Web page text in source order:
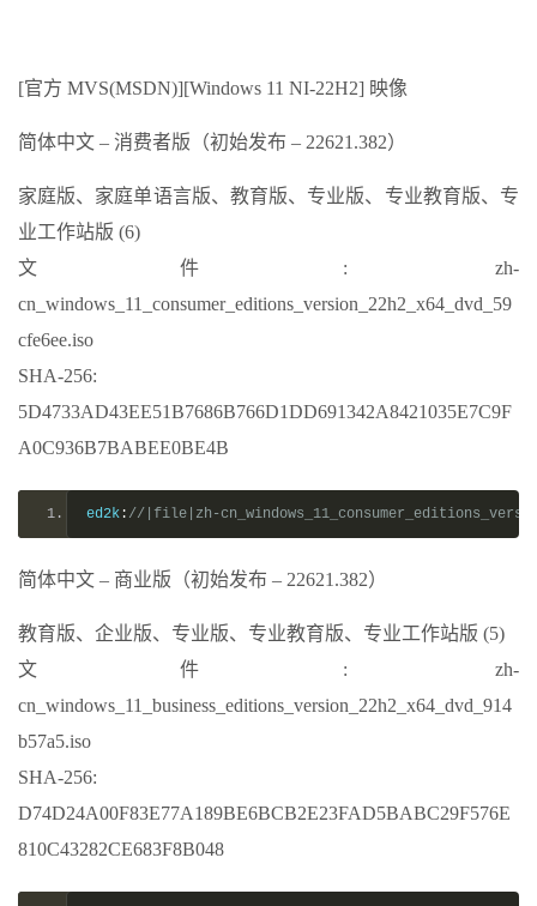
[官方 MVS(MSDN)][Windows 11 NI-22H2] 映像
简体中文 – 消费者版（初始发布 – 22621.382）
家庭版、家庭单语言版、教育版、专业版、专业教育版、专
业工作站版 (6)
文件: zh-
cn_windows_11_consumer_editions_version_22h2_x64_dvd_59
cfe6ee.iso
SHA-256:
5D4733AD43EE51B7686B766D1DD691342A8421035E7C9F
A0C936B7BABEE0BE4B
ed2k : //|file|zh-
简体中文 – 商业版（初始发布 – 22621.382）
教育版、企业版、专业版、专业教育版、专业工作站版 (5)
文件: zh-
cn_windows_11_business_editions_version_22h2_x64_dvd_914
b57a5.iso
SHA-256:
D74D24A00F83E77A189BE6BCB2E23FAD5BABC29F576E
810C43282CE683F8B048